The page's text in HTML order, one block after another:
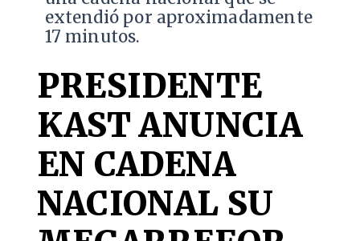
extendió por aproximadamente
17 minutos.
PRESIDENTE
KAST ANUNCIA
EN CADENA
NACIONAL SU